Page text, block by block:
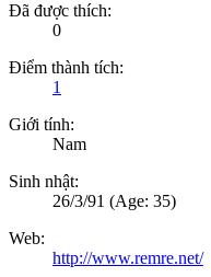
Đã được thích:
0
Điểm thành tích:
1
Giới tính:
Nam
Sinh nhật:
26/3/91 (Age: 35)
Web:
http://www.remre.net/